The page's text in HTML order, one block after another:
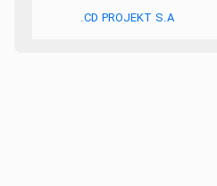
CD PROJEKT S.A.